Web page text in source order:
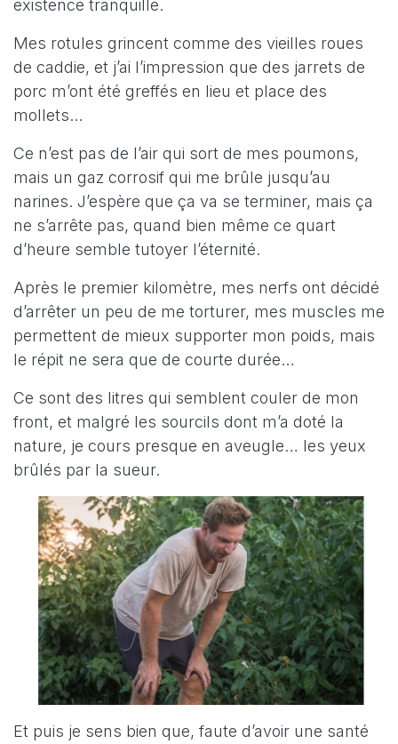
existence tranquille.
Mes rotules grincent comme des vieilles roues
de caddie, et j’ai l’impression que des jarrets de
porc m’ont été greffés en lieu et place des
mollets…
Ce n’est pas de l’air qui sort de mes poumons,
mais un gaz corrosif qui me brûle jusqu’au
narines. J’espère que ça va se terminer, mais ça
ne s’arrête pas, quand bien même ce quart
d’heure semble tutoyer l’éternité.
Après le premier kilomètre, mes nerfs ont décidé
d’arrêter un peu de me torturer, mes muscles me
permettent de mieux supporter mon poids, mais
le répit ne sera que de courte durée…
Ce sont des litres qui semblent couler de mon
front, et malgré les sourcils dont m’a doté la
nature, je cours presque en aveugle… les yeux
brûlés par la sueur.
Et puis je sens bien que, faute d’avoir une santé